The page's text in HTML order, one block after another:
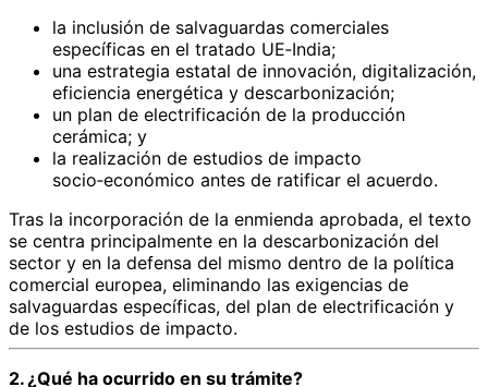
la inclusión de salvaguardas comerciales
específicas en el tratado UE‑India;
una estrategia estatal de innovación, digitalización,
eficiencia energética y descarbonización;
un plan de electrificación de la producción
cerámica; y
la realización de estudios de impacto
socio‑económico antes de ratificar el acuerdo.
Tras la incorporación de la enmienda aprobada, el texto
se centra principalmente en la descarbonización del
sector y en la defensa del mismo dentro de la política
comercial europea, eliminando las exigencias de
salvaguardas específicas, del plan de electrificación y
de los estudios de impacto.
2. ¿Qué ha ocurrido en su trámite?